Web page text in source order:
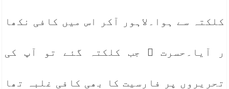
کلکتہ سے ہوا۔لاہور آکر اس میں کافی نکھا
ر آیا۔حسرت ؔ جب کلکتہ گئے تو آپ کی
تحریروں پر فارسیت کا بھی کافی غلبہ تھا